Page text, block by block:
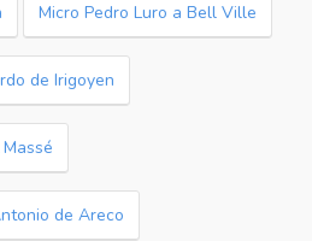
Micro Pedro Luro a Bell Ville
de Irigoyen
de Areco